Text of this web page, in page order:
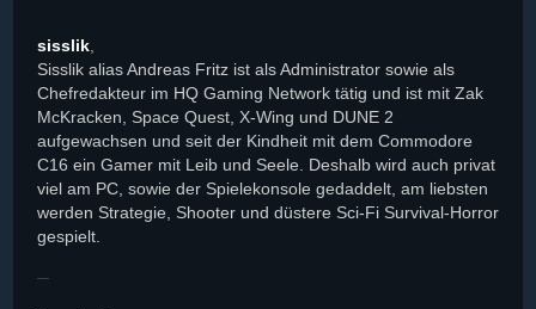
sisslik,
Sisslik alias Andreas Fritz ist als Administrator sowie als
Chefredakteur im HQ Gaming Network tätig und ist mit Zak
McKracken, Space Quest, X-Wing und DUNE 2
aufgewachsen und seit der Kindheit mit dem Commodore
C16 ein Gamer mit Leib und Seele. Deshalb wird auch privat
viel am PC, sowie der Spielekonsole gedaddelt, am liebsten
werden Strategie, Shooter und düstere Sci-Fi Survival-Horror
gespielt.